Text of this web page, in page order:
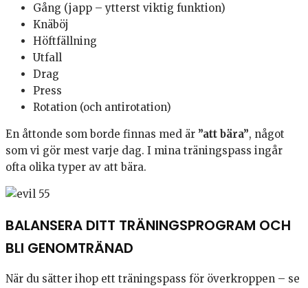
Gång (japp – ytterst viktig funktion)
Knäböj
Höftfällning
Utfall
Drag
Press
Rotation (och antirotation)
En åttonde som borde finnas med är ”att bära”, något
som vi gör mest varje dag. I mina träningspass ingår
ofta olika typer av att bära.
BALANSERA DITT TRÄNINGSPROGRAM OCH
BLI GENOMTRÄNAD
När du sätter ihop ett träningspass för överkroppen – se